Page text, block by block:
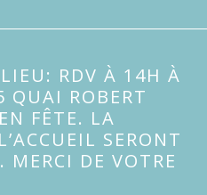
RDV À 14H À
QUAI ROBERT
FÊTE. LA
SERONT
MERCI DE VOTRE